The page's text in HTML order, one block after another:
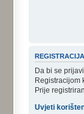
REGISTRACIJA
Da bi se
Registracijom
Prije
Uvjeti